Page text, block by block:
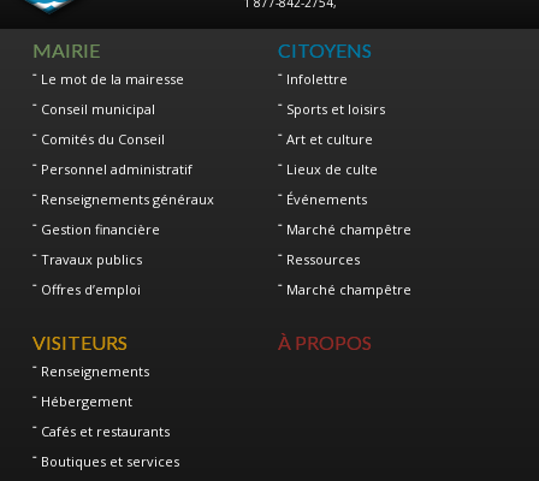
MAIRIE
Le mot de la mairesse
Conseil municipal
Comités du Conseil
Personnel administratif
Renseignements généraux
Gestion financière
Travaux publics
Offres d’emploi
CITOYENS
Infolettre
Sports et loisirs
Art et culture
Lieux de culte
Événements
Marché champêtre
Ressources
Marché champêtre
VISITEURS
Renseignements
Hébergement
Cafés et restaurants
Boutiques et services
À PROPOS